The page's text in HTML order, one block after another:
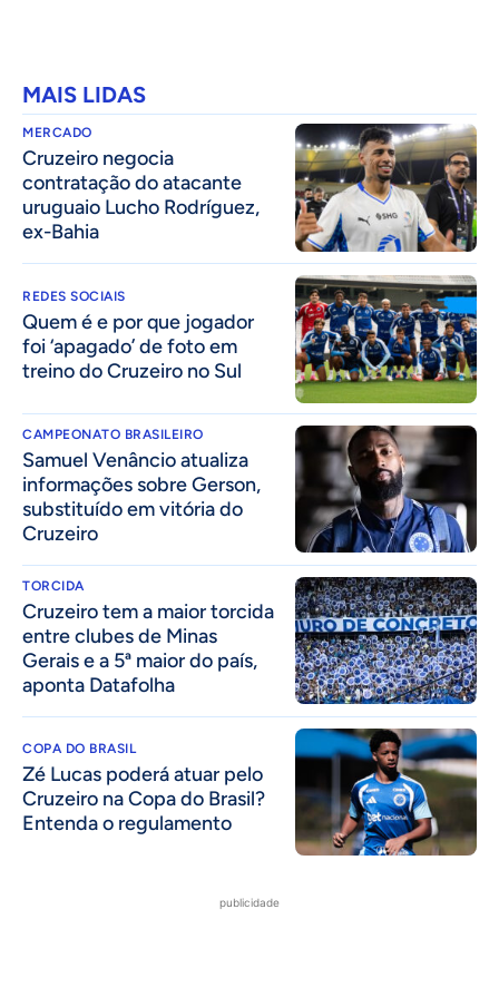
MAIS LIDAS
MERCADO
Cruzeiro negocia
contratação do atacante
uruguaio Lucho Rodríguez,
ex-Bahia
REDES SOCIAIS
Quem é e por que jogador
foi ‘apagado’ de foto em
treino do Cruzeiro no Sul
CAMPEONATO BRASILEIRO
Samuel Venâncio atualiza
informações sobre Gerson,
substituído em vitória do
Cruzeiro
TORCIDA
Cruzeiro tem a maior torcida
entre clubes de Minas
Gerais e a 5ª maior do país,
aponta Datafolha
COPA DO BRASIL
Zé Lucas poderá atuar pelo
Cruzeiro na Copa do Brasil?
Entenda o regulamento
publicidade